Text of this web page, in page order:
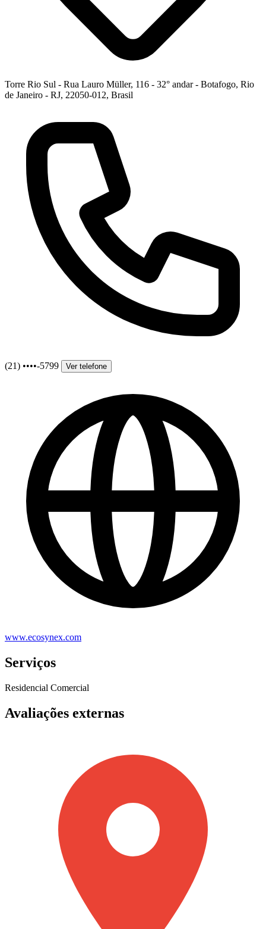
Torre Rio Sul - Rua Lauro Müller, 116 - 32° andar - Botafogo, Rio
de Janeiro - RJ, 22050-012, Brasil
(21) ••••-5799 Ver telefone
www.ecosynex.com
Serviços
Residencial Comercial
Avaliações externas